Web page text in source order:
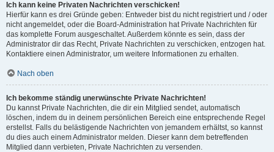
Ich kann keine Privaten Nachrichten verschicken!
Hierfür kann es drei Gründe geben: Entweder bist du nicht registriert und / oder
nicht angemeldet, oder die Board-Administration hat Private Nachrichten für
das komplette Forum ausgeschaltet. Außerdem könnte es sein, dass der
Administrator dir das Recht, Private Nachrichten zu verschicken, entzogen hat.
Kontaktiere einen Administrator, um weitere Informationen zu erhalten.
Nach oben
Ich bekomme ständig unerwünschte Private Nachrichten!
Du kannst Private Nachrichten, die dir ein Mitglied sendet, automatisch
löschen, indem du in deinem persönlichen Bereich eine entsprechende Regel
erstellst. Falls du belästigende Nachrichten von jemandem erhältst, so kannst
du dies auch einem Administrator melden. Dieser kann dem betreffenden
Mitglied dann verbieten, Private Nachrichten zu versenden.